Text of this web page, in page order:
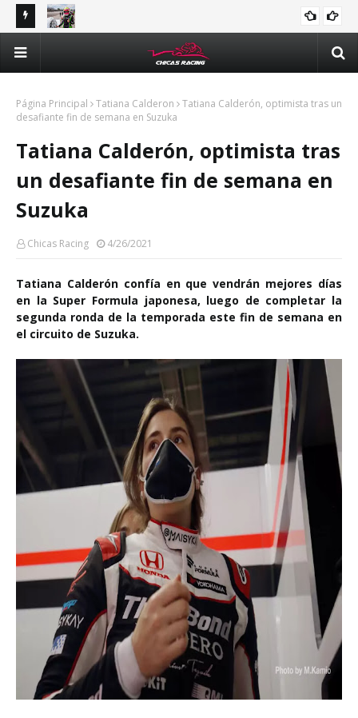
Majo Rodríguez apunta a seguir escalando posiciones en
Challenge Series durante la visita a Querétaro
Página Principal Tatiana Calderon
Tatiana Calderón, optimista tras un
desafiante fin de semana en Suzuka
Tatiana Calderón, optimista tras
un desafiante fin de semana en
Suzuka
Chicas Racing 4/26/2021
Tatiana Calderón confía en que vendrán mejores días
en la Super Formula japonesa, luego de completar la
segunda ronda de la temporada este fin de semana en
el circuito de Suzuka.